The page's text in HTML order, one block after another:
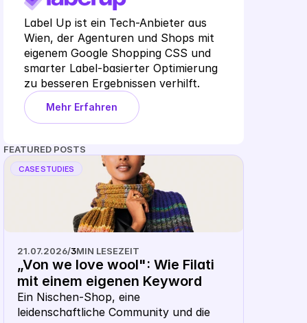
Label Up ist ein Tech-Anbieter aus
Wien, der Agenturen und Shops mit
eigenem Google Shopping CSS und
smarter Label-basierter Optimierung
zu besseren Ergebnissen verhilft.
Mehr Erfahren
FEATURED POSTS
CASE STUDIES
21.07.2026/3MIN LESEZEIT
„Von we love wool": Wie Filati
mit einem eigenen Keyword
CSS aus dem Shopping-
Karussell heraussticht
Ein Nischen-Shop, eine
leidenschaftliche Community und die